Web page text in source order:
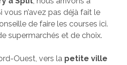
n’avez pas déjà fait le
de faire les courses ici.
supermarchés et de choix.
Ouest, vers la petite ville